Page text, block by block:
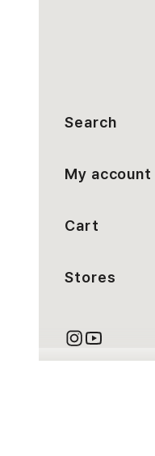
Search
My account
Cart
Stores